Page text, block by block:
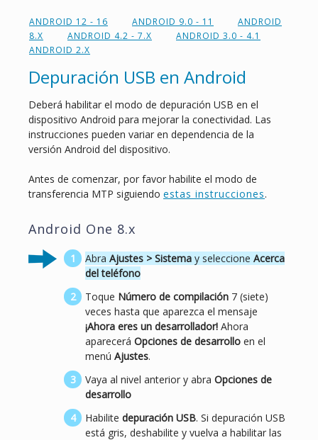
ANDROID 12 - 16 ANDROID 9.0 - 11
ANDROID
8.X
ANDROID 4.2 - 7.X
ANDROID 3.0 - 4.1
ANDROID 2.X
Depuración USB en Android
Deberá habilitar el modo de depuración USB en el
dispositivo Android para mejorar la conectividad. Las
instrucciones pueden variar en dependencia de la
versión Android del dispositivo.
Antes de comenzar, por favor habilite el modo de
transferencia MTP siguiendo estas instrucciones.
Android One 8.x
Abra Ajustes > Sistema y seleccione Acerca
del teléfono
Toque Número de compilación 7 (siete)
veces hasta que aparezca el mensaje
¡Ahora eres un desarrollador! Ahora
aparecerá Opciones de desarrollo en el
menú Ajustes.
Vaya al nivel anterior y abra Opciones de
desarrollo
Habilite depuración USB. Si depuración USB
está gris, deshabilite y vuelva a habilitar las